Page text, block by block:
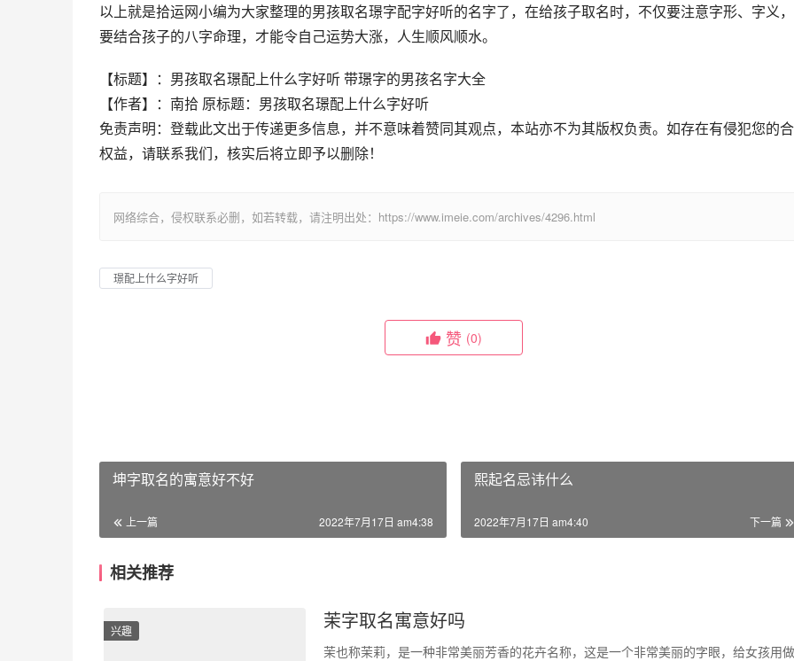
以上就是拾运网小编为大家整理的男孩取名璟字配字好听的名字了，在给孩子取名时，不仅要注意字形、字义
要结合孩子的八字命理，才能令自己运势大涨，人生顺风顺水。
【标题】：男孩取名璟配上什么字好听 带璟字的男孩名字大全
【作者】：南拾 原标题：男孩取名璟配上什么字好听
免责声明：登载此文出于传递更多信息，并不意味着赞同其观点，本站亦不为其版权负责。如存在有侵犯您的
权益，请联系我们，核实后将立即予以删除！
网络综合，侵权联系必删，如若转载，请注明出处：https://www.imeie.com/archives/4296.html
璟配上什么字好听
赞 (0)
坤字取名的寓意好不好
上一篇 2022年7月17日 am4:38
熙起名忌讳什么
下一篇
2022年7月17日 am4:40
相关推荐
兴趣 茉字取名寓意好吗
茉也称茉莉，是一种非常美丽芳香的花卉名称，这是一个非常美丽的字眼，给女孩用做